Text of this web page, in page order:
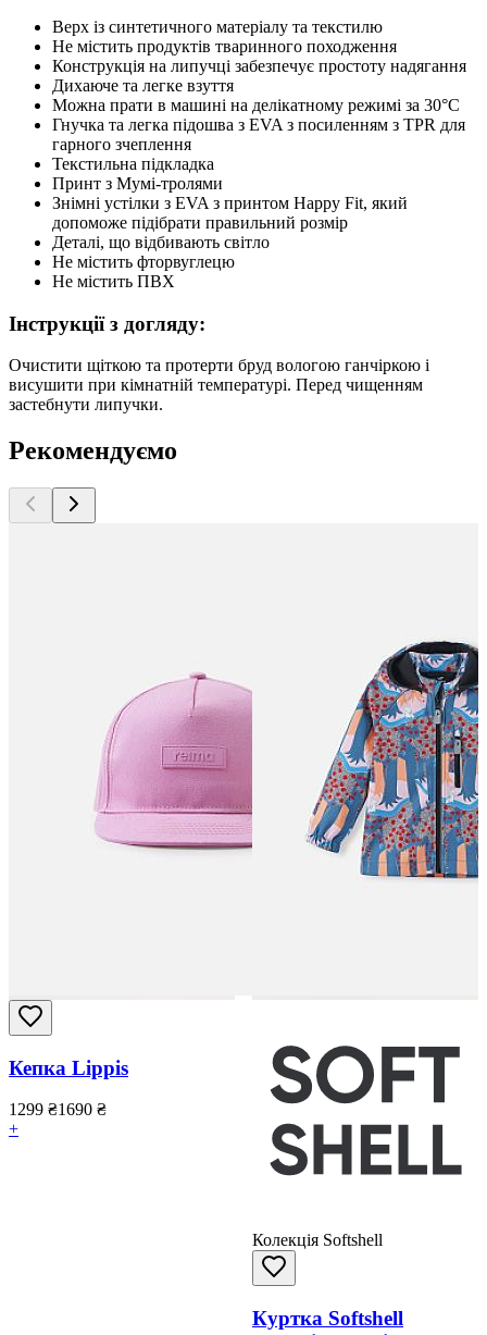
Верх із синтетичного матеріалу та текстилю
Не містить продуктів тваринного походження
Конструкція на липучці забезпечує простоту надягання
Дихаюче та легке взуття
Можна прати в машині на делікатному режимі за 30°C
Гнучка та легка підошва з EVA з посиленням з TPR для
гарного зчеплення
Текстильна підкладка
Принт з Мумі-тролями
Знімні устілки з EVA з принтом Happy Fit, який
допоможе підібрати правильний розмір
Деталі, що відбивають світло
Не містить фторвуглецю
Не містить ПВХ
Інструкції з догляду:
Очистити щіткою та протерти бруд вологою ганчіркою і
висушити при кімнатній температурі. Перед чищенням
застебнути липучки.
Рекомендуємо
Кепка Lippis
1299 ₴1690 ₴
+
Колекція Softshell
Куртка Softshell